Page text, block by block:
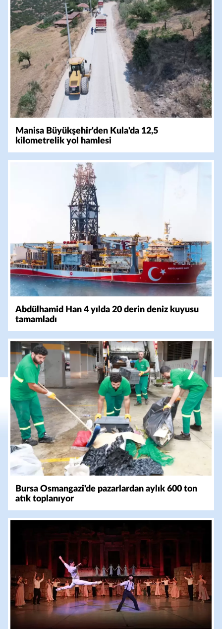
Manisa Büyükşehir'den Kula'da 12,5
kilometrelik yol hamlesi
Abdülhamid Han 4 yılda 20 derin deniz kuyusu
tamamladı
Bursa Osmangazi'de pazarlardan aylık 600 ton
atık toplanıyor